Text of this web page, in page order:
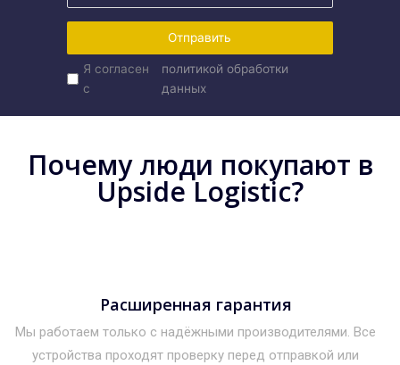
Отправить
Я согласен
с
политикой обработки
данных
Почему люди покупают в
Upside Logistic?
Расширенная гарантия
Мы работаем только с надёжными производителями. Все
устройства проходят проверку перед отправкой или